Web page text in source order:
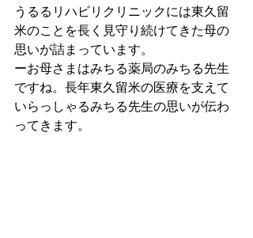
うるるリハビリクリニックには東久留
米のことを長く見守り続けてきた母の
思いが詰まっています。
ーお母さまはみちる薬局のみちる先生
ですね。長年東久留米の医療を支えて
いらっしゃるみちる先生の思いが伝わ
ってきます。